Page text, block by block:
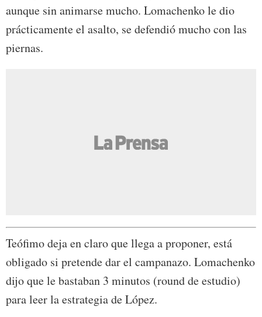
aunque sin animarse mucho. Lomachenko le dio
prácticamente el asalto, se defendió mucho con las
piernas.
Teófimo deja en claro que llega a proponer, está
obligado si pretende dar el campanazo. Lomachenko
dijo que le bastaban 3 minutos (round de estudio)
para leer la estrategia de López.